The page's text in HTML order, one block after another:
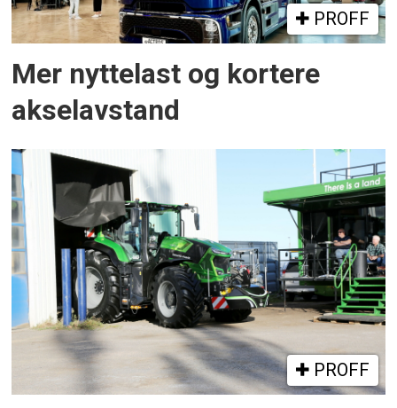
PROFF
Mer nyttelast og kortere
akselavstand
PROFF